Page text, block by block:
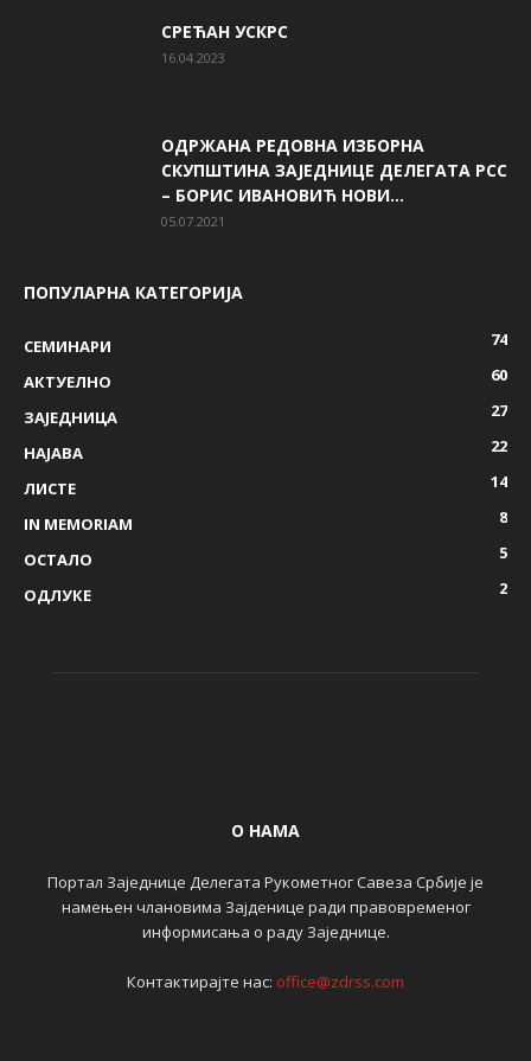
СРЕЋАН УСКРС
16.04.2023
ОДРЖАНА РЕДОВНА ИЗБОРНА
СКУПШТИНА ЗАЈЕДНИЦЕ ДЕЛЕГАТА РСС
– БОРИС ИВАНОВИЋ НОВИ...
05.07.2021
ПОПУЛАРНА КАТЕГОРИЈА
СЕМИНАРИ
74
AКТУЕЛНО
60
ЗАЈЕДНИЦА
27
НАЈАВА
22
ЛИСТЕ
14
IN MEMORIAM
8
ОСТАЛО
5
ОДЛУКЕ
2
О НАМА
Портал Заједнице Делегата Рукометног Савеза Србије је
намењен члановима Зајденице ради правовременог
информисања о раду Заједнице.
Контактирајте нас: office@zdrss.com